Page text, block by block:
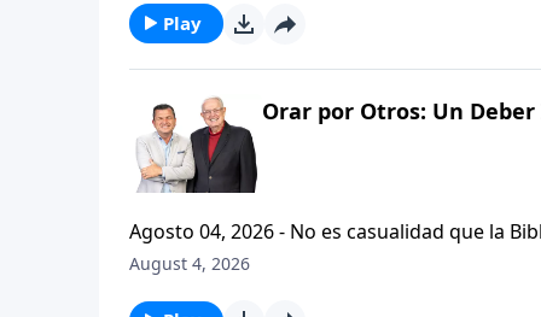
Play
Orar por Otros: Un Deber
Agosto 04, 2026 - No es casualidad que la Biblia contenga
profetas, apostoles...de gente comun y
August 4, 2026